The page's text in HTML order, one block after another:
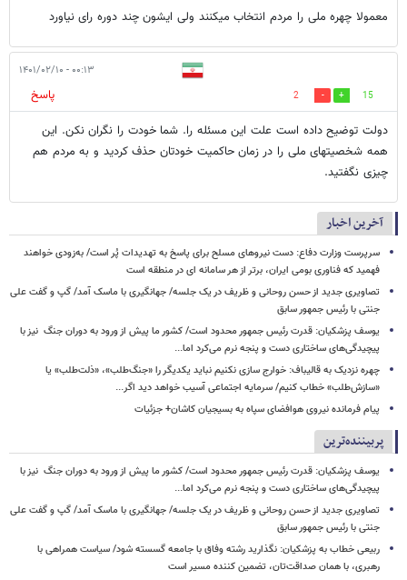
معمولا چهره ملی را مردم انتخاب میکنند ولی ایشون چند دوره رای نیاورد
۰۰:۱۳ - ۱۴۰۱/۰۲/۱۰
15
2
پاسخ
دولت توضیح داده است علت این مسئله را. شما خودت را نگران نکن. این
همه شخصیتهای ملی را در زمان حاکمیت خودتان حذف کردید و به مردم هم
چیزی نگفتید.
آخرین اخبار
سرپرست وزارت دفاع: دست نیروهای مسلح برای پاسخ به تهدیدات پُر است/ به‌زودی خواهند
فهمید که فناوری بومی ایران، برتر از هر سامانه ای در منطقه است
تصاویری جدید از حسن روحانی و ظریف در یک جلسه/ جهانگیری با ماسک آمد/ گپ و گفت علی
جنتی با رئیس جمهور سابق
یوسف پزشکیان: قدرت رئیس‌ جمهور محدود است/ کشور ما پیش از ورود به دوران جنگ نیز با
پیچیدگی‌های ساختاری دست و پنجه نرم می‌کرد اما...
چهره نزدیک به قالیباف: خوارج سازی نکنیم نباید یکدیگر را «جنگ‌طلب»، «ذلت‌طلب» یا
«سازش‌طلب» خطاب کنیم/ سرمایه اجتماعی آسیب خواهد دید اگر...
پیام فرمانده نیروی هوافضای سپاه به بسیجیان کاشان+ جزئیات
پربیننده‌ترین
یوسف پزشکیان: قدرت رئیس‌ جمهور محدود است/ کشور ما پیش از ورود به دوران جنگ نیز با
پیچیدگی‌های ساختاری دست و پنجه نرم می‌کرد اما...
تصاویری جدید از حسن روحانی و ظریف در یک جلسه/ جهانگیری با ماسک آمد/ گپ و گفت علی
جنتی با رئیس جمهور سابق
ربیعی خطاب به پزشکیان: نگذارید رشته وفاق با جامعه گسسته شود/ سیاست همراهی با
رهبری، با همان صداقت‌تان، تضمین کننده مسیر است